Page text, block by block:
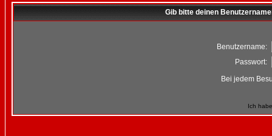
Gib bitte deinen
Benutzername:
Passwort:
Bei jedem
Ich